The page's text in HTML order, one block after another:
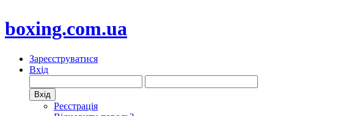
boxing.com.ua
Зареєструватися
Вхід
Реєстрація